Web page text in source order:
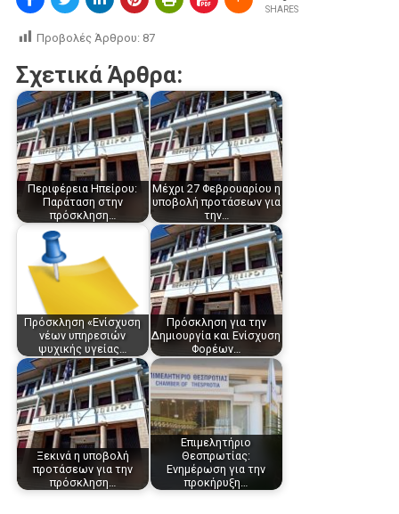
SHARES
Προβολές Άρθρου: 87
Σχετικά Άρθρα:
Περιφέρεια Ηπείρου:
Παράταση στην
πρόσκληση…
Μέχρι 27 Φεβρουαρίου η
υποβολή προτάσεων για
την…
Πρόσκληση «Ενίσχυση
νέων υπηρεσιών
ψυχικής υγείας…
Πρόσκληση για την
Δημιουργία και Ενίσχυση
Φορέων…
Ξεκινά η υποβολή
προτάσεων για την
πρόσκληση…
Επιμελητήριο
Θεσπρωτίας:
Eνημέρωση για την
προκήρυξη…